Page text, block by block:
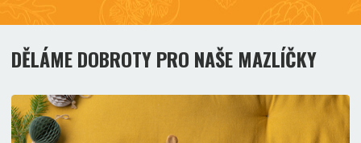
DĚLÁME DOBROTY PRO NAŠE MAZLÍČKY